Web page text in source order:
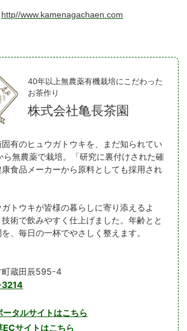
http//www.kamenagachaen.com
40年以上無農薬有機栽培にこだわった
お茶作り
株式会社亀長茶園
有のヒュウガトウキを、まだ知られてい
ら無農薬で栽培。「研究に裏付けされた確
食品メーカーから原料としても採用され
トウキが皆様の暮らしに寄り添えるよ
術で飲みやすく仕上げました。年齢とと
、毎日の一杯でやさしく整えます。
町蔵田辰595-4
ータルサイトはこちら
ECサイトはこちら